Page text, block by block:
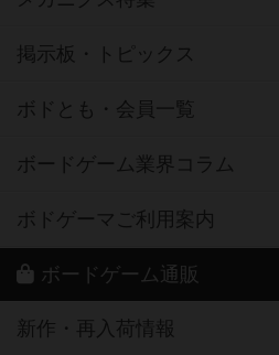
掲示板・トピックス
ボドとも・会員一覧
ボードゲーム業界コラム
ボドゲーマご利用案内
ボードゲーム通販
新作・再入荷情報